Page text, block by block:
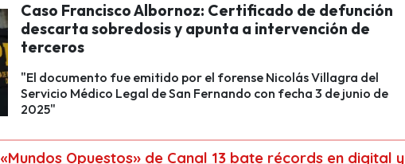
Caso Francisco Albornoz: Certificado de defunción
descarta sobredosis y apunta a intervención de
terceros
"El documento fue emitido por el forense Nicolás Villagra del
Servicio Médico Legal de San Fernando con fecha 3 de junio de
2025"
«Mundos Opuestos» de Canal 13 bate récords en digital y